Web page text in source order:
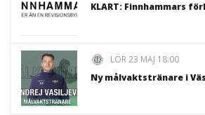
KLART: Finnhammars
LÖR 23 MAJ 18:00
Ny målvaktstränare i